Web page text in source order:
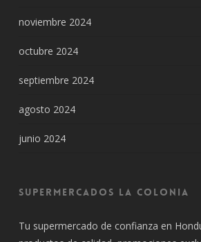
noviembre 2024
octubre 2024
septiembre 2024
agosto 2024
junio 2024
Supermercados La Colonia
Tu supermercado de confianza en